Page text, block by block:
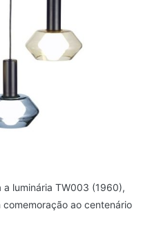
luminária TW003 (1960),
ao centenário